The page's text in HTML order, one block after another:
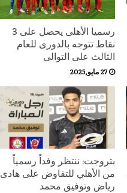
رسميا الأهلى يحصل على 3
نقاط تتوجه بالدورى للعام
الثالث على التوالى
27 مايو,2025
بتروجت: ننتظر وفداً رسمياً
من الأهلي للتفاوض على هادى
رياض وتوفيق محمد